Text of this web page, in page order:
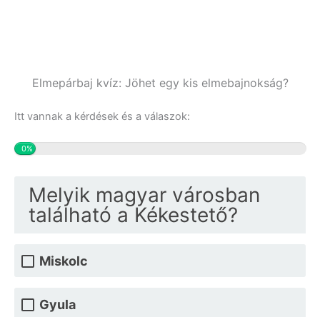
Elmepárbaj kvíz: Jöhet egy kis elmebajnokság?
Itt vannak a kérdések és a válaszok:
0%
Melyik magyar városban
található a Kékestető?
Miskolc
Gyula